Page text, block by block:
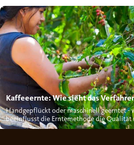
Kaffeeernte: Wie sieht das
Handgepflückt oder maschinell geerntet -
beeinflusst die Erntemethode die Qualität
Geschmack Ihres Kaffees?...